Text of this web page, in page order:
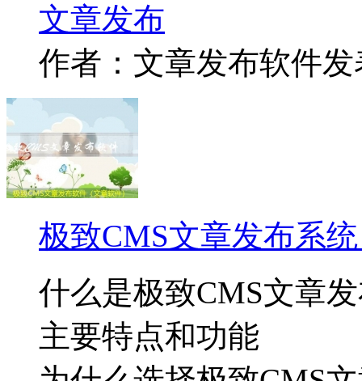
文章发布
作者：文章发布软件发
极致CMS文章发布系
什么是极致CMS文章
主要特点和功能